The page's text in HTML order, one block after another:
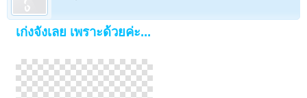
เก่งจังเลย เพราะด้วยค่ะ...